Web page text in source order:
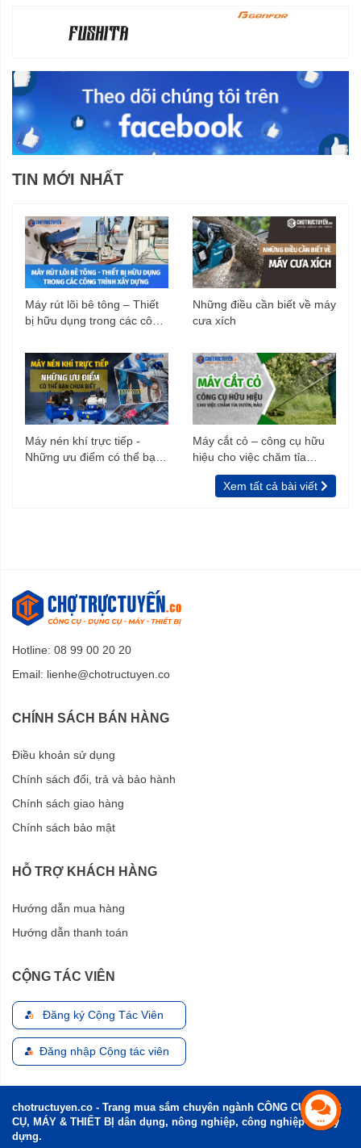
TIN MỚI NHẤT
Máy rút lõi bê tông – Thiết
bị hữu dụng trong các công
Những điều cần biết về máy
cưa xích
Máy nén khí trực tiếp -
Những ưu điểm có thể bạn
Máy cắt cỏ – công cụ hữu
hiệu cho việc chăm tỉa
vườn, rào
Xem tất cả bài viết
Hotline: 08 99 00 20 20
Email: lienhe@chotructuyen.co
CHÍNH SÁCH BÁN HÀNG
Điều khoản sử dụng
Chính sách đổi, trả và bảo hành
Chính sách giao hàng
Chính sách bảo mật
HỖ TRỢ KHÁCH HÀNG
Hướng dẫn mua hàng
Hướng dẫn thanh toán
CỘNG TÁC VIÊN
Đăng ký Cộng Tác Viên
Đăng nhập Cộng tác viên
chotructuyen.co - Trang mua sắm chuyên ngành CÔNG CỤ, DỤNG
CỤ, MÁY & THIẾT BỊ dân dụng, nông nghiệp, công nghiệp và xây
dựng.